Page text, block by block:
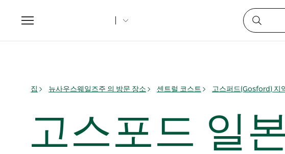
Toggle
navigation
집 뉴사우스웨일즈주 의 방문 장소 센트럴 코스트 고스퍼드(Gosford) 지
고스포드 일